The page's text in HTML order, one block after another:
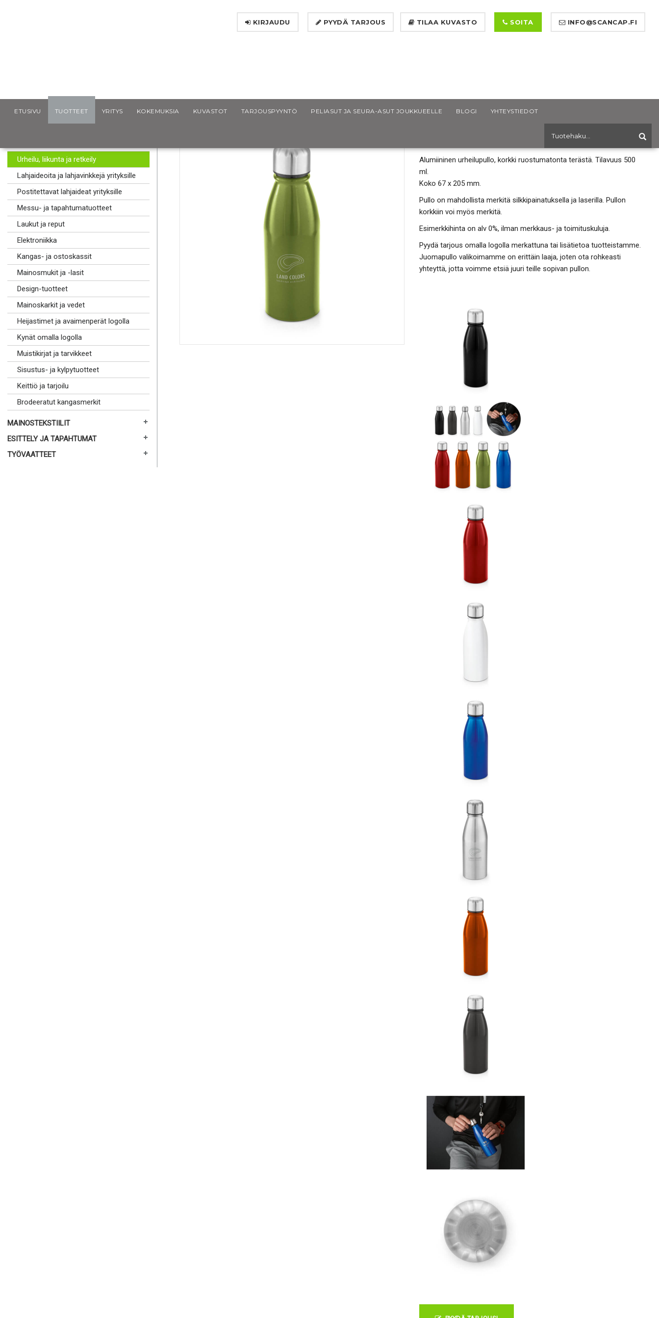
INFO@SCANCAP.FI
SOITA
PYYDÄ TARJOUS TILAA KUVASTO
KIRJAUDU
ETUSIVU TUOTTEET YRITYS KOKEMUKSIA KUVASTOT TARJOUSPYYNTÖ PELIASUT JA SEURA-ASUT JOUKKUEELLE BLOGI YHTEYSTIEDOT
BEANE URHEILUPULLO
Alumiininen urheilupullo, korkki ruostumatonta terästä. Tilavuus 500
ml.
Koko 67 x 205 mm.
Pullo on mahdollista merkitä silkkipainatuksella ja laserilla. Pullon
korkkiin voi myös merkitä.
Esimerkkihinta on alv 0%, ilman merkkaus- ja toimituskuluja.
Pyydä tarjous omalla logolla merkattuna tai lisätietoa tuotteistamme.
Juomapullo valikoimamme on erittäin laaja, joten ota rohkeasti
yhteyttä, jotta voimme etsiä juuri teille sopivan pullon.
Urheilu, liikunta ja retkeily
Lahjaideoita ja lahjavinkkejä yrityksille
Postitettavat lahjaideat yrityksille
Messu- ja tapahtumatuotteet
Laukut ja reput
Elektroniikka
Kangas- ja ostoskassit
Mainosmukit ja -lasit
Design-tuotteet
Mainoskarkit ja vedet
Heijastimet ja avaimenperät logolla
Kynät omalla logolla
Muistikirjat ja tarvikkeet
Sisustus- ja kylpytuotteet
Keittiö ja tarjoilu
Brodeeratut kangasmerkit
MAINOSTEKSTIILIT
ESITTELY JA TAPAHTUMAT
TYÖVAATTEET